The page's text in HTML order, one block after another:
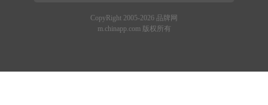
CopyRight 2005-2026 品牌网
m.chinapp.com 版权所有